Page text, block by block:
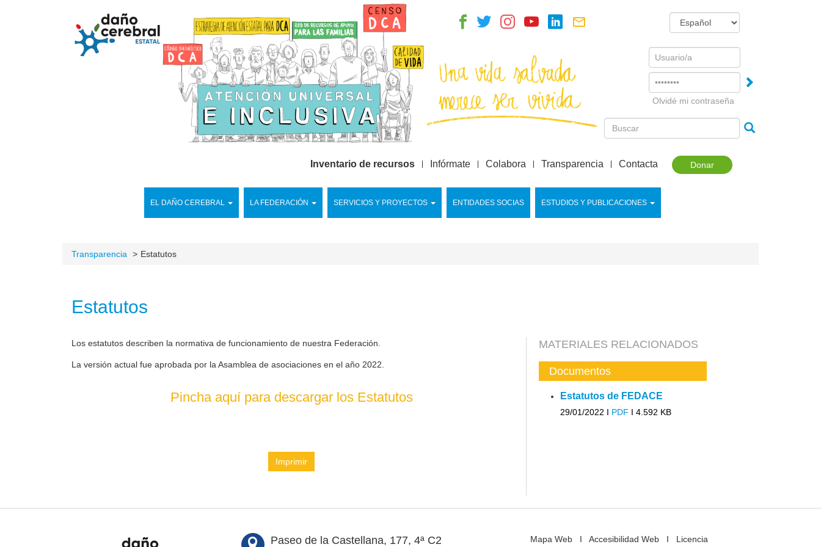
Username
Olvidé mi contraseña
Donar
EL DAÑO CEREBRAL LA FEDERACIÓN SERVICIOS Y PROYECTOS ENTIDADES SOCIAS ESTUDIOS Y PUBLICACIONES
Inventario de recursos Infórmate Colabora Transparencia Contacta
Transparencia Estatutos
Estatutos
Los estatutos describen la normativa de funcionamiento de nuestra Federación.
La versión actual fue aprobada por la Asamblea de asociaciones en el año 2022.
Pincha aquí para descargar los Estatutos
Imprimir
MATERIALES RELACIONADOS
Documentos
Estatutos de FEDACE
29/01/2022 I PDF I 4.592 KB
Paseo de la Castellana, 177, 4ª C2 Mapa WebI Accesibilidad WebI Licencia